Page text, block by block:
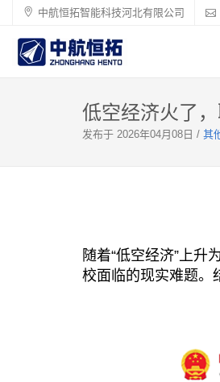
中航恒拓智能科技河北有限公司
低空经济火了
发布于 2026年04月08日 / 其
随着“低空经济”上
校面临的现实难题。